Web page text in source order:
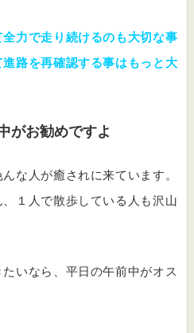
力で走り続けるのも大切な事
路を再確認する事はもっと大
がお勧めですよ
な人が癒されに来ています。
１人で散歩している人も沢山
いなら、平日の午前中がオス